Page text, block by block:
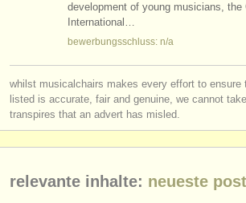
nachrichten in der klassischen
anzeige veröffentlichen
find out about ourATS
ATSfaq
einloggen
development of young musicians, the
International…
bewerbungsschluss: n/a
whilst musicalchairs makes every effort to ensure
listed is accurate, fair and genuine, we cannot
transpires that an advert has misled.
relevante inhalte: neueste